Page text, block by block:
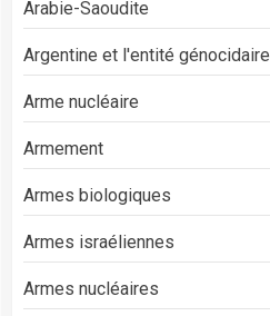
Arabie-Saoudite
Argentine et l'entité génocidaire
Arme nucléaire
Armement
Armes biologiques
Armes israéliennes
Armes nucléaires